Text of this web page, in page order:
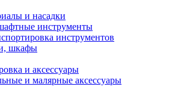
и насадки
инструменты
инструментов
шкафы
и аксессуары
и малярные аксессуары